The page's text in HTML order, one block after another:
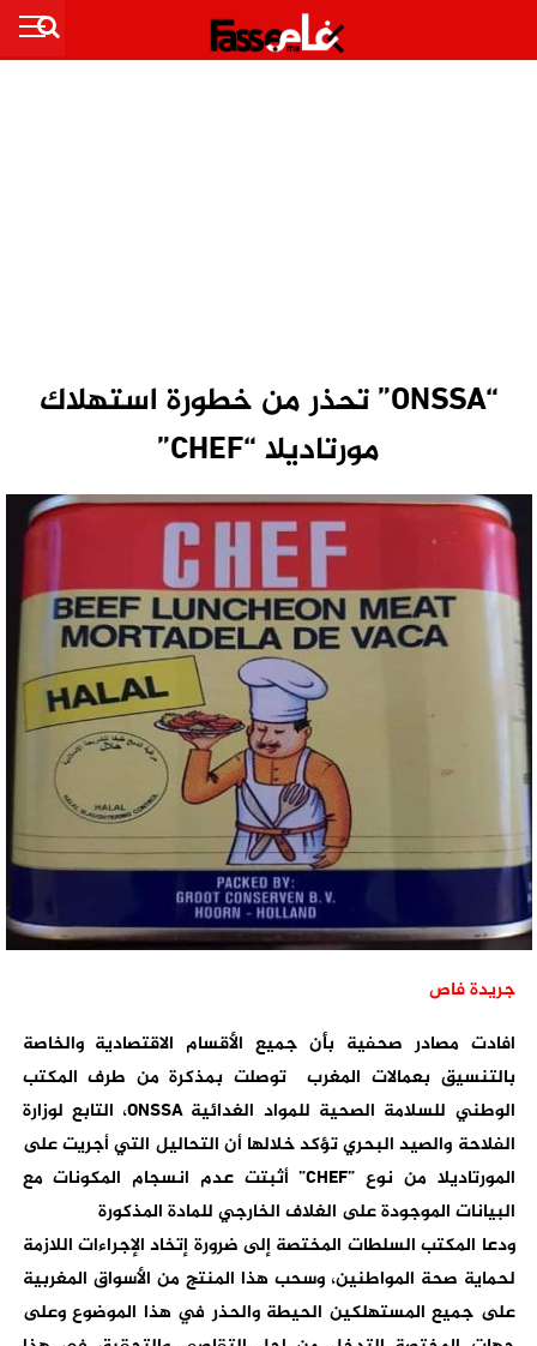
“ONSSA” تحذر من خطورة استهلاك
مورتاديلا “CHEF”
جريدة فاص
افادت مصادر صحفية بأن جميع الأقسام الاقتصادية والخاصة
بالتنسيق بعمالات المغرب توصلت بمذكرة من طرف المكتب
الوطني للسلامة الصحية للمواد الغدائية ONSSA، التابع لوزارة
الفلاحة والصيد البحري تؤكد خلالها أن التحاليل التي أجريت على
المورتاديلا من نوع ”CHEF” أثبتت عدم انسجام المكونات مع
البيانات الموجودة على الغلاف الخارجي للمادة المذكورة
ودعا المكتب السلطات المختصة إلى ضرورة إتخاد الإجراءات اللازمة
لحماية صحة المواطنين، وسحب هذا المنتج من الأسواق المغربية
على جميع المستهلكين الحيطة والحذر في هذا الموضوع وعلى